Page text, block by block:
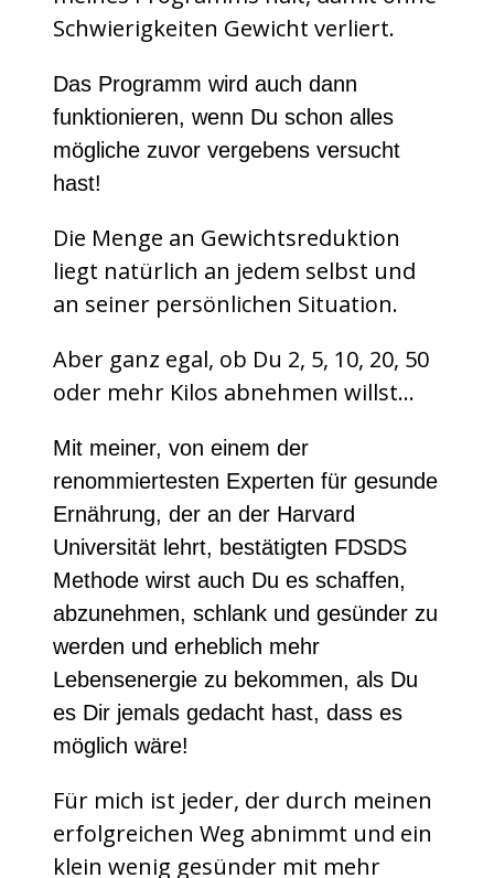
Schwierigkeiten Gewicht verliert.
Das Programm wird auch dann
funktionieren, wenn Du schon alles
mögliche zuvor vergebens versucht
hast!
Die Menge an Gewichtsreduktion
liegt natürlich an jedem selbst und
an seiner persönlichen Situation.
Aber ganz egal, ob Du 2, 5, 10, 20, 50
oder mehr Kilos abnehmen willst…
Mit meiner, von einem der
renommiertesten Experten für gesunde
Ernährung, der an der Harvard
Universität lehrt, bestätigten FDSDS
Methode wirst auch Du es schaffen,
abzunehmen, schlank und gesünder zu
werden und erheblich mehr
Lebensenergie zu bekommen, als Du
es Dir jemals gedacht hast, dass es
möglich wäre!
Für mich ist jeder, der durch meinen
erfolgreichen Weg abnimmt und ein
klein wenig gesünder mit mehr